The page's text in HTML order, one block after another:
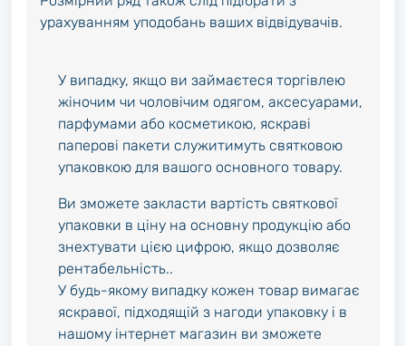
урахуванням уподобань ваших відвідувачів.
У випадку, якщо ви займаєтеся торгівлею
жіночим чи чоловічим одягом, аксесуарами,
парфумами або косметикою, яскраві
паперові пакети служитимуть святковою
упаковкою для вашого основного товару.
Ви зможете закласти вартість святкової
упаковки в ціну на основну продукцію або
знехтувати цією цифрою, якщо дозволяє
рентабельність..
У будь-якому випадку кожен товар вимагає
яскравої, підходящій з нагоди упаковку і в
нашому інтернет магазин ви зможете